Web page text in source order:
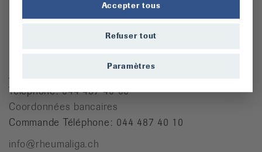
Josefstrasse 92, 8005 Zürich
Téléphone: 044 487 40 00
Coordonnées bancaires
Commande Téléphone: 044 487 40 10
info@rheumaliga.ch
Accepter tous
Refuser tout
Paramètres